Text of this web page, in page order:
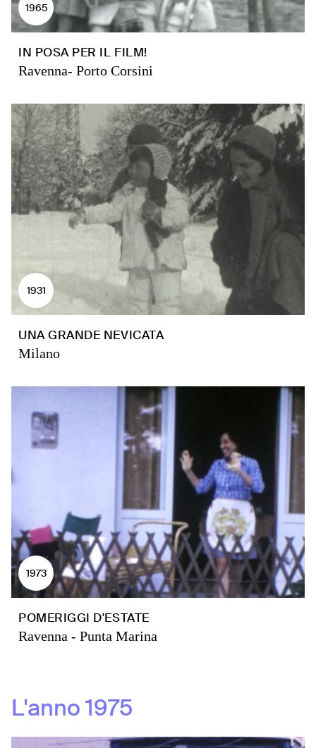
1965
IN POSA PER IL FILM!
Ravenna- Porto Corsini
1931
UNA GRANDE NEVICATA
Milano
1973
POMERIGGI D'ESTATE
Ravenna - Punta Marina
L'anno1975